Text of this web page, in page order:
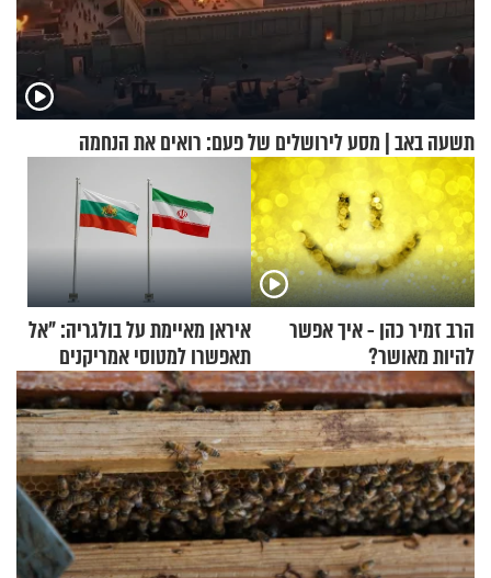
תשעה באב | מסע לירושלים של פעם: רואים את הנחמה
הרב זמיר כהן - איך אפשר
להיות מאושר?
איראן מאיימת על בולגריה: "אל
תאפשרו למטוסי אמריקנים
להמריא מהשטח שלכם"